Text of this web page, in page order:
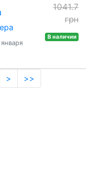
1041.7
грн
В наличии
> >>